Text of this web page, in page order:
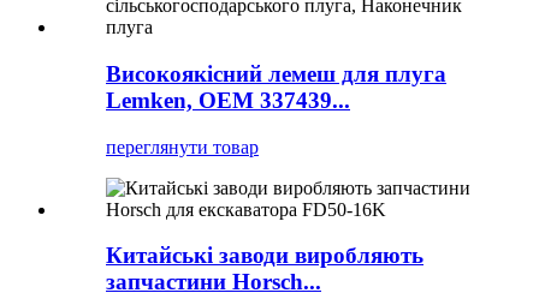
Високоякісний лемеш для плуга
Lemken, OEM 337439...
переглянути товар
Китайські заводи виробляють
запчастини Horsch...